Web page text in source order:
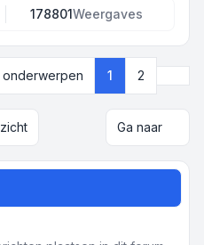
178801Weergaves
onderwerpen 1 2
Ga naar